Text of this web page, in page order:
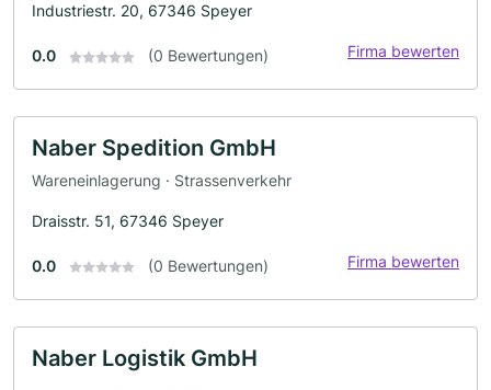
Industriestr. 20, 67346 Speyer
0.0 (0 Bewertungen) Firma bewerten
Naber Spedition GmbH
Wareneinlagerung · Strassenverkehr
Draisstr. 51, 67346 Speyer
0.0 (0 Bewertungen) Firma bewerten
Naber Logistik GmbH